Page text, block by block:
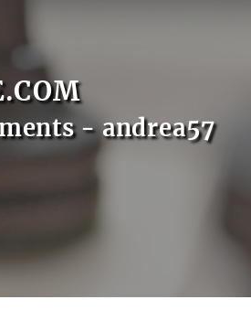
- andrea57